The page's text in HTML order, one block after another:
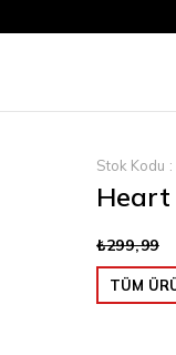
Stok Kodu
Heart
₺299,99
TÜM